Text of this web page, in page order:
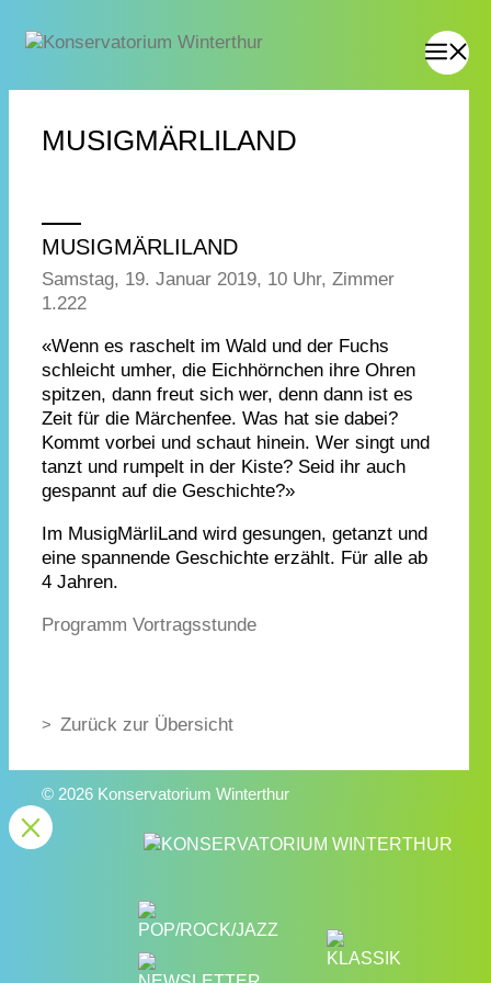
MUSIGMÄRLILAND
MUSIGMÄRLILAND
Samstag, 19. Januar 2019, 10 Uhr, Zimmer
1.222
«Wenn es raschelt im Wald und der Fuchs
schleicht umher, die Eichhörnchen ihre Ohren
spitzen, dann freut sich wer, denn dann ist es
Zeit für die Märchenfee. Was hat sie dabei?
Kommt vorbei und schaut hinein. Wer singt und
tanzt und rumpelt in der Kiste? Seid ihr auch
gespannt auf die Geschichte?»
Im MusigMärliLand wird gesungen, getanzt und
eine spannende Geschichte erzählt. Für alle ab
4 Jahren.
Programm Vortragsstunde
Zurück zur Übersicht
© 2026 Konservatorium Winterthur